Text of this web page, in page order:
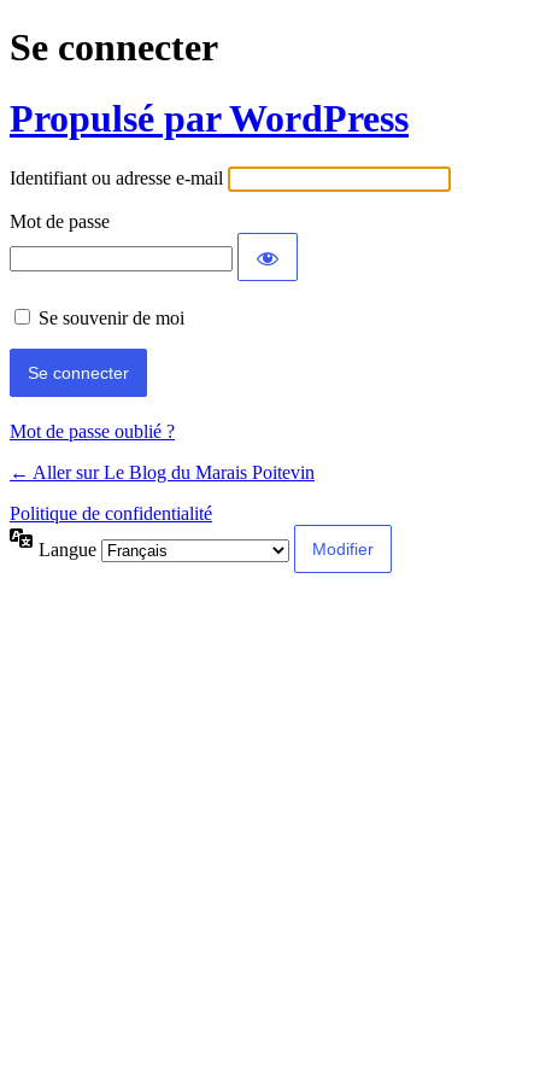
Se connecter
Propulsé par WordPress
Identifiant ou adresse e-mail
Mot de passe
Se souvenir de moi
Mot de passe oublié ?
← Aller sur Le Blog du Marais Poitevin
Politique de confidentialité
Langue